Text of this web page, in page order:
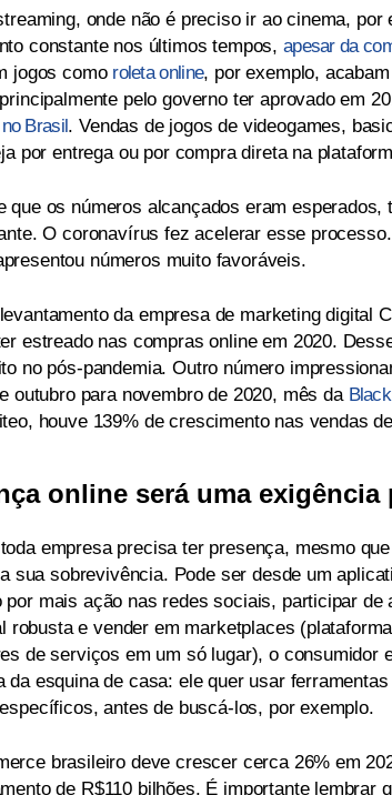
onde não é preciso ir ao cinema,
constante nos últimos tempos, apesar da
jogos como roleta online, por exemplo,
pelo governo ter aprovado em
Brasil . Vendas de jogos de videogames,
por entrega ou por compra direta na
que os números alcançados eram
O coronavírus fez acelerar esse
números muito favoráveis.
da empresa de marketing digital
estreado nas compras online em 2020.
no pós-pandemia. Outro número
outubro para novembro de 2020, mês da
houve 139% de crescimento nas vendas
online será uma exigência
empresa precisa ter presença, mesmo
sua sobrevivência. Pode ser desde um
por mais ação nas redes sociais, participar
robusta e vender em marketplaces
de serviços em um só lugar), o consumidor
da esquina de casa: ele quer usar
antes de buscá-los, por exemplo.
brasileiro deve crescer cerca 26% em
de R$110 bilhões. É importante lembrar